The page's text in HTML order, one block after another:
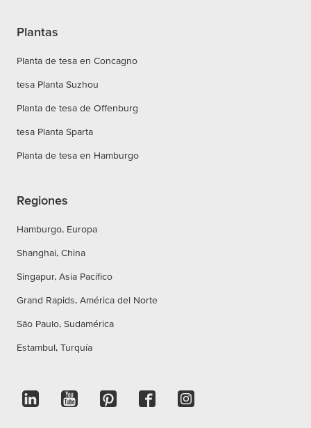
Plantas
Planta de tesa en Concagno
tesa Planta Suzhou
Planta de tesa de Offenburg
tesa Planta Sparta
Planta de tesa en Hamburgo
Regiones
Hamburgo, Europa
Shanghai, China
Singapur, Asia Pacífico
Grand Rapids, América del Norte
São Paulo, Sudamérica
Estambul, Turquía